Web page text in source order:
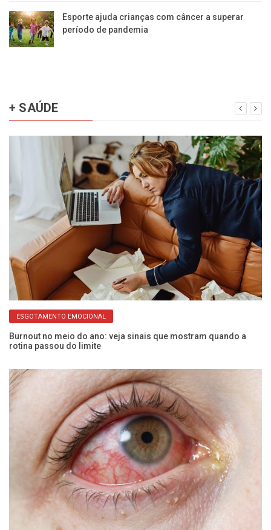
Esporte ajuda crianças com câncer a superar
período de pandemia
+ SAÚDE
ESGOTAMENTO EMOCIONAL
Burnout no meio do ano: veja sinais que mostram quando a
rotina passou do limite